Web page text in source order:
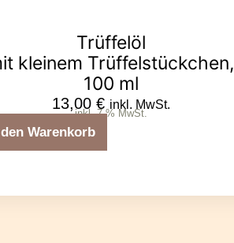
Trüffelöl
kleinem Trüffelstückchen,
100 ml
13,00 € inkl. MwSt.
inkl. 7 % MwSt.
den Warenkorb